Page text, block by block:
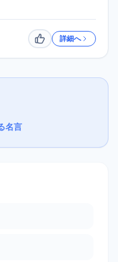
いいね詳細へ
名言